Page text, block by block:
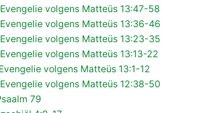
volgens Matteüs 13:47-58
volgens Matteüs 13:36-46
volgens Matteüs 13:23-35
volgens Matteüs 13:13-22
volgens Matteüs 13:1-12
volgens Matteüs 12:38-50
79